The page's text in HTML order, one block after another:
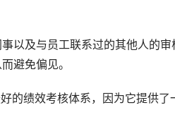
以及与员工联系过的其他人的
避免偏见。
的绩效考核体系，因为它提供